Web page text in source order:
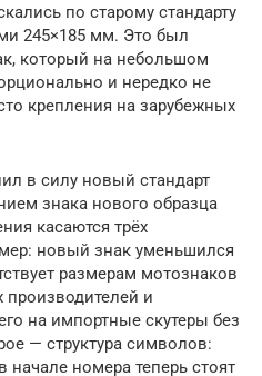
по старому стандарту
245×185 мм. Это был
который на небольшом
и нередко не
крепления на зарубежных
в силу новый стандарт
знака нового образца
касаются трёх
новый знак уменьшился
размерам мотознаков
и
на импортные скутеры без
— структура символов:
номера теперь стоят